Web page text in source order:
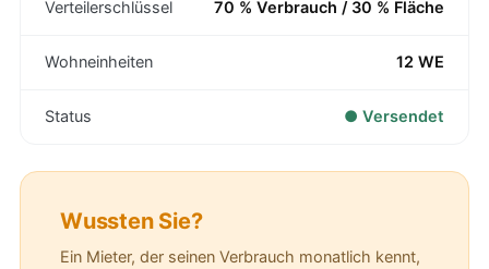
Verteilerschlüssel 70 % Verbrauch / 30 % Fläche
Wohneinheiten 12 WE
Status ● Versendet
Wussten Sie?
Ein Mieter, der seinen Verbrauch monatlich kennt,